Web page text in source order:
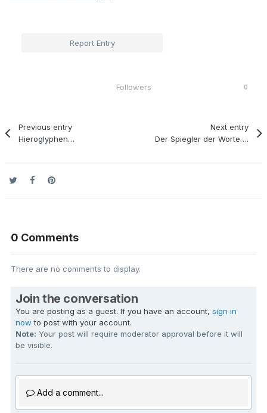
Report Entry
Followers 0
Previous entry
Hieroglyphen…
Next entry
Der Spiegler der Worte….
0 Comments
There are no comments to display.
Join the conversation
You are posting as a guest. If you have an account, sign in
now to post with your account.
Note: Your post will require moderator approval before it will
be visible.
Add a comment...